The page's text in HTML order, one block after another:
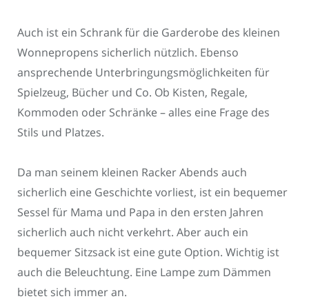
Auch ist ein Schrank für die Garderobe des kleinen
Wonnepropens sicherlich nützlich. Ebenso
ansprechende Unterbringungsmöglichkeiten für
Spielzeug, Bücher und Co. Ob Kisten, Regale,
Kommoden oder Schränke – alles eine Frage des
Stils und Platzes.
Da man seinem kleinen Racker Abends auch
sicherlich eine Geschichte vorliest, ist ein bequemer
Sessel für Mama und Papa in den ersten Jahren
sicherlich auch nicht verkehrt. Aber auch ein
bequemer Sitzsack ist eine gute Option. Wichtig ist
auch die Beleuchtung. Eine Lampe zum Dämmen
bietet sich immer an.